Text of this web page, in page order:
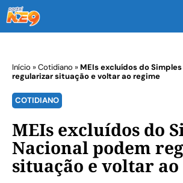
Início »Cotidiano »MEIs excluídos do
regularizar situação e voltar ao regime
COTIDIANO
MEIs excluídos do
Nacional podem
situação e voltar